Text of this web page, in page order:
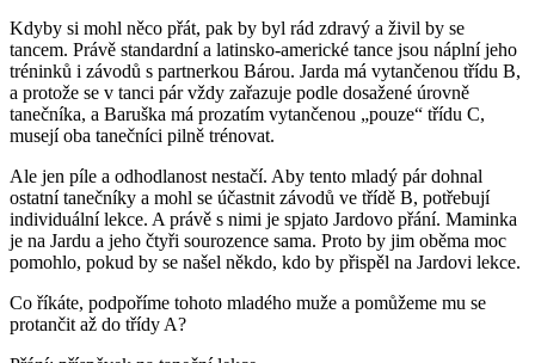
Kdyby si mohl něco přát, pak by byl rád zdravý a živil by se
tancem. Právě standardní a latinsko-americké tance jsou náplní jeho
tréninků i závodů s partnerkou Bárou. Jarda má vytančenou třídu B,
a protože se v tanci pár vždy zařazuje podle dosažené úrovně
tanečníka, a Baruška má prozatím vytančenou „pouze“ třídu C,
musejí oba tanečníci pilně trénovat.
Ale jen píle a odhodlanost nestačí. Aby tento mladý pár dohnal
ostatní tanečníky a mohl se účastnit závodů ve třídě B, potřebují
individuální lekce. A právě s nimi je spjato Jardovo přání. Maminka
je na Jardu a jeho čtyři sourozence sama. Proto by jim oběma moc
pomohlo, pokud by se našel někdo, kdo by přispěl na Jardovi lekce.
Co říkáte, podpoříme tohoto mladého muže a pomůžeme mu se
protančit až do třídy A?